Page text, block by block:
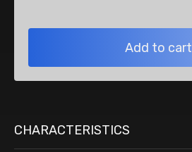
Add to cart
CHARACTERISTICS